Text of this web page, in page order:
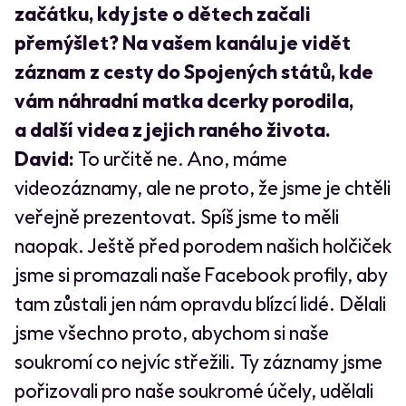
začátku, kdy jste o dětech začali
přemýšlet? Na vašem kanálu je vidět
záznam z cesty do Spojených států, kde
vám náhradní matka dcerky porodila,
a další videa z jejich raného života.
David: To určitě ne. Ano, máme
videozáznamy, ale ne proto, že jsme je chtěli
veřejně prezentovat. Spíš jsme to měli
naopak. Ještě před porodem našich holčiček
jsme si promazali naše Facebook profily, aby
tam zůstali jen nám opravdu blízcí lidé. Dělali
jsme všechno proto, abychom si naše
soukromí co nejvíc střežili. Ty záznamy jsme
pořizovali pro naše soukromé účely, udělali